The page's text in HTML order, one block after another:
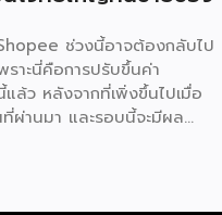
ช่วงนี้อาจต้องกลับไป
ราะนี่คือการปรับขึ้นค่า
ล้ว หลังจากที่เพิ่งขึ้นไปเมื่อ
ผ่านมา และรอบนี้จะมีผล